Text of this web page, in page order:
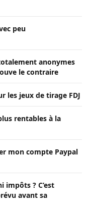
peu
anonymes
le contraire
les jeux de tirage FDJ
rentables à la
mon compte Paypal
impôts ? C’est
avant sa